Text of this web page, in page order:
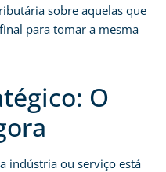
sobre aquelas que
para tomar a mesma
O
indústria ou serviço está